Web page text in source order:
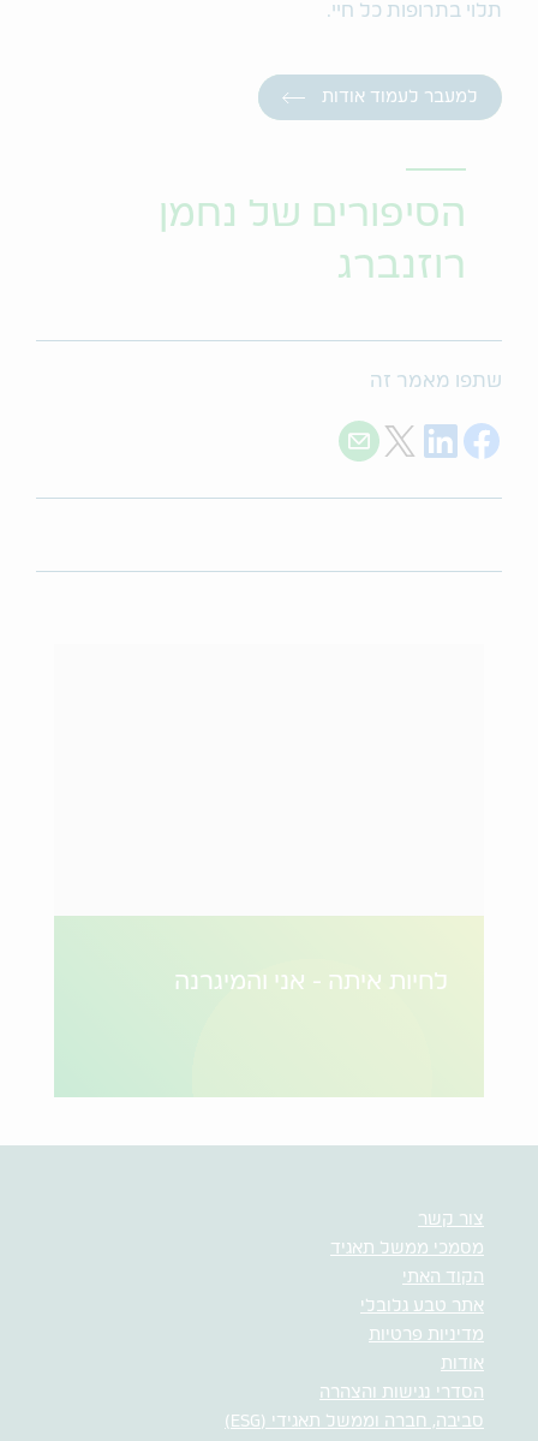
תלוי בתרופות כל חיי.
למעבר לעמוד אודות
הסיפורים של נחמן
רוזנברג
שתפו מאמר זה
Share on Facebook
Share on LinkedIn
Share on Twitter
Share with E-mail
לחיות איתה - אני והמיגרנה
צור קשר
מסמכי ממשל תאגיד
הקוד האתי
אתר טבע גלובלי
מדיניות פרטיות
אודות
הסדרי נגישות והצהרה
סביבה, חברה וממשל תאגידי (ESG)